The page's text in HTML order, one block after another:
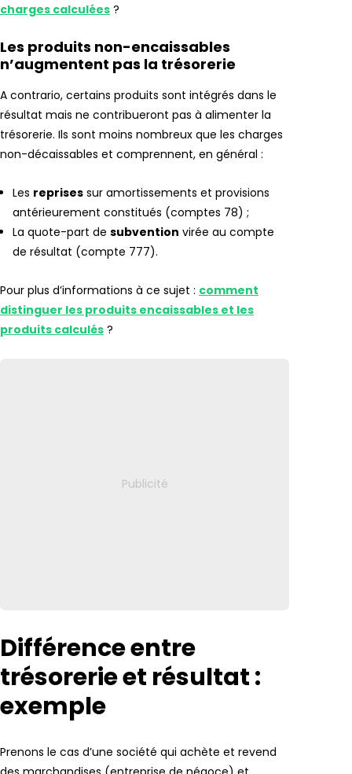
charges calculées ?
Les produits non-encaissables
n’augmentent pas la trésorerie
A contrario, certains produits sont intégrés dans le
résultat mais ne contribueront pas à alimenter la
trésorerie. Ils sont moins nombreux que les charges
non-décaissables et comprennent, en général :
Les reprises sur amortissements et provisions
antérieurement constitués (comptes 78) ;
La quote-part de subvention virée au compte
de résultat (compte 777).
Pour plus d’informations à ce sujet : comment
distinguer les produits encaissables et les
produits calculés ?
Différence entre
trésorerie et résultat :
exemple
Prenons le cas d’une société qui achète et revend